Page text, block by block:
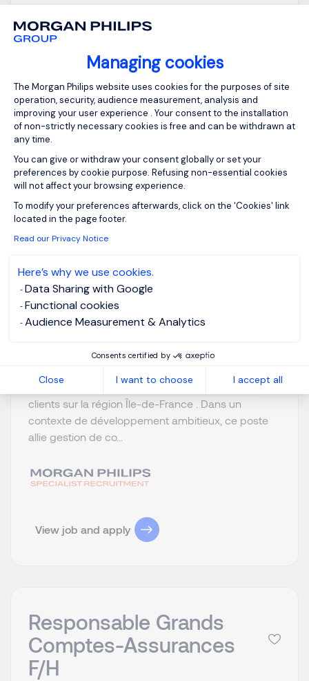
Managing cookies
Consent Management Platform:
The Morgan Philips website uses cookies for the purposes of site
operation, security, audience measurement, analysis and
improving your user experience . Your consent to the installation
of non-strictly necessary cookies is free and can be withdrawn at
any time.
You can give or withdraw your consent globally or set your
preferences by cookie purpose. Refusing non-essential cookies
will not affect your browsing experience.
To modify your preferences afterwards, click on the 'Cookies' link
located in the page footer.
Read our Privacy Notice
Here’s why we use cookies.
Data Sharing with Google
Functional cookies
Audience Measurement & Analytics
Consents certified by
Close I want to choose I accept all
View job and apply
Commercial Marché
Middle Market -
rétention F/H
France
Permanent
services en entreprise, recherche un Commercial
la croissance et la fidélisation de son portefeuille
clients sur la région Île-de-France . Dans un
contexte de développement ambitieux, ce poste
allie gestion de co...
View job and apply
Responsable Grands
Comptes-Assurances
F/H